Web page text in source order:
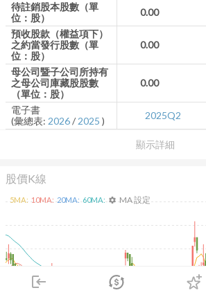
login
市場
顯示詳細
待註銷股本股數（單
位：股）
0.00
預收股款（權益項下）
之約當發行股數（單
位：股）
0.00
母公司暨子公司所持有
之母公司庫藏股股數
（單位：股）
0.00
電子書
(彙總表: 2026/ 2025 ) 2025Q2
股價K線
5MA: 10MA: 20MA: 60MA: settings MA 設定